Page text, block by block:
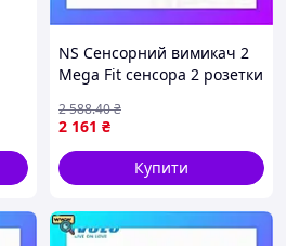
NS Сенсорний вимикач 2
Mega Fit сенсора 2 розетки
C702/C7C2EU-11) Nes22/Q
2 161 ₴
2 588.40₴
Купити